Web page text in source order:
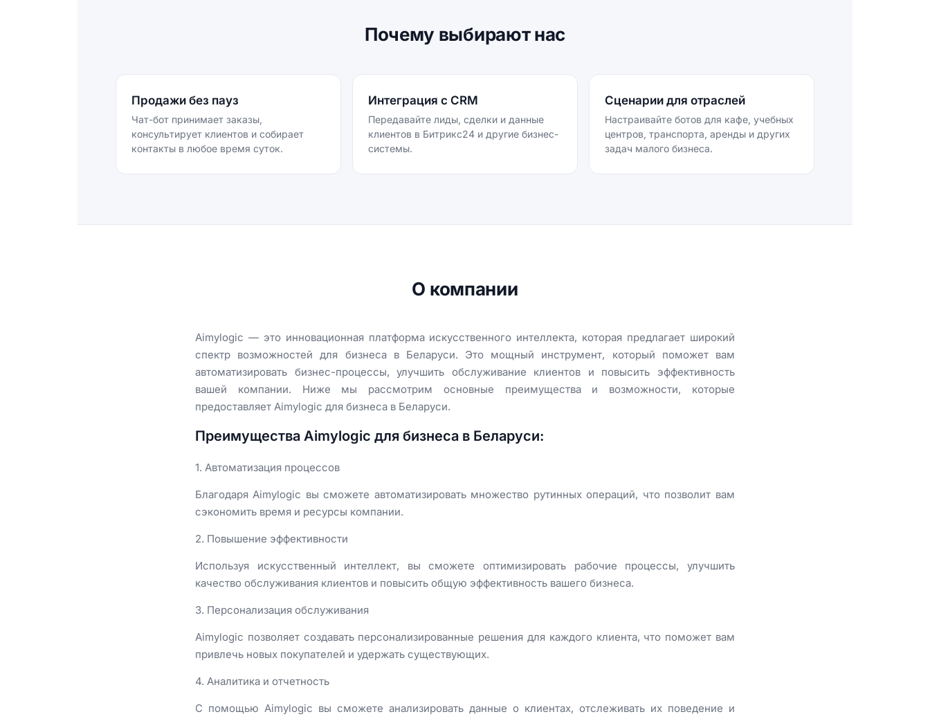
Почему выбирают нас
Продажи без пауз
Чат-бот принимает заказы,
консультирует клиентов и собирает
контакты в любое время суток.
Интеграция с CRM
Передавайте лиды, сделки и данные
клиентов в Битрикс24 и другие бизнес-
системы.
Сценарии для отраслей
Настраивайте ботов для кафе, учебных
центров, транспорта, аренды и других
задач малого бизнеса.
О компании
Aimylogic — это инновационная платформа искусственного интеллекта, которая предлагает широкий
спектр возможностей для бизнеса в Беларуси. Это мощный инструмент, который поможет вам
автоматизировать бизнес-процессы, улучшить обслуживание клиентов и повысить эффективность
вашей компании. Ниже мы рассмотрим основные преимущества и возможности, которые
предоставляет Aimylogic для бизнеса в Беларуси.
Преимущества Aimylogic для бизнеса в Беларуси:
1. Автоматизация процессов
Благодаря Aimylogic вы сможете автоматизировать множество рутинных операций, что позволит вам
сэкономить время и ресурсы компании.
2. Повышение эффективности
Используя искусственный интеллект, вы сможете оптимизировать рабочие процессы, улучшить
качество обслуживания клиентов и повысить общую эффективность вашего бизнеса.
3. Персонализация обслуживания
Aimylogic позволяет создавать персонализированные решения для каждого клиента, что поможет вам
привлечь новых покупателей и удержать существующих.
4. Аналитика и отчетность
С помощью Aimylogic вы сможете анализировать данные о клиентах, отслеживать их поведение и